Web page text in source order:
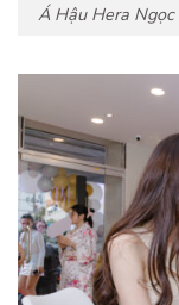
Á Hậu Hera